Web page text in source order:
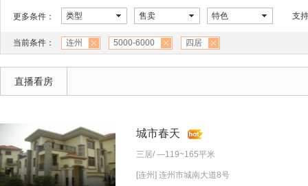
更多条件： 类型 售卖 特色 支
当前条件： 连州 5000-6000 四居
直播看房
城市春天
三居/ —119~165平米
[连州] 连州市城南大道8号